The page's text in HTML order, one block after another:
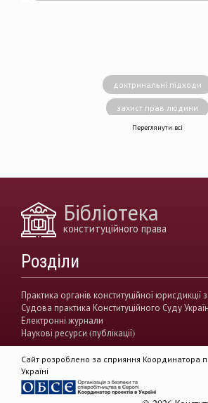
доктринальні підходи
захист прав людини
децентралізація влади
генофонд
конситуційне право
Вища кваліфікаційна комісії
Вищий антикорупційний суд
верховенство права
гендерна рівність
демократія
Переглянути всі
Бібліотека
конституційного права
Розділи
Практика органів конституційної юрисдикції
Судова практика Конституційного Суду
Електронні журнали
Наукові ресурси (публікації)
Сайт розроблено за сприяння Координатора
Україні